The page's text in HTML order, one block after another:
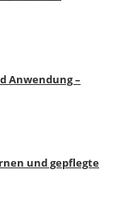
Anwendung –
und gepflegte